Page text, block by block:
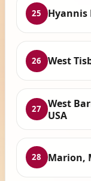
25 Hyannis
26 West
27
West
USA
28 Marion,